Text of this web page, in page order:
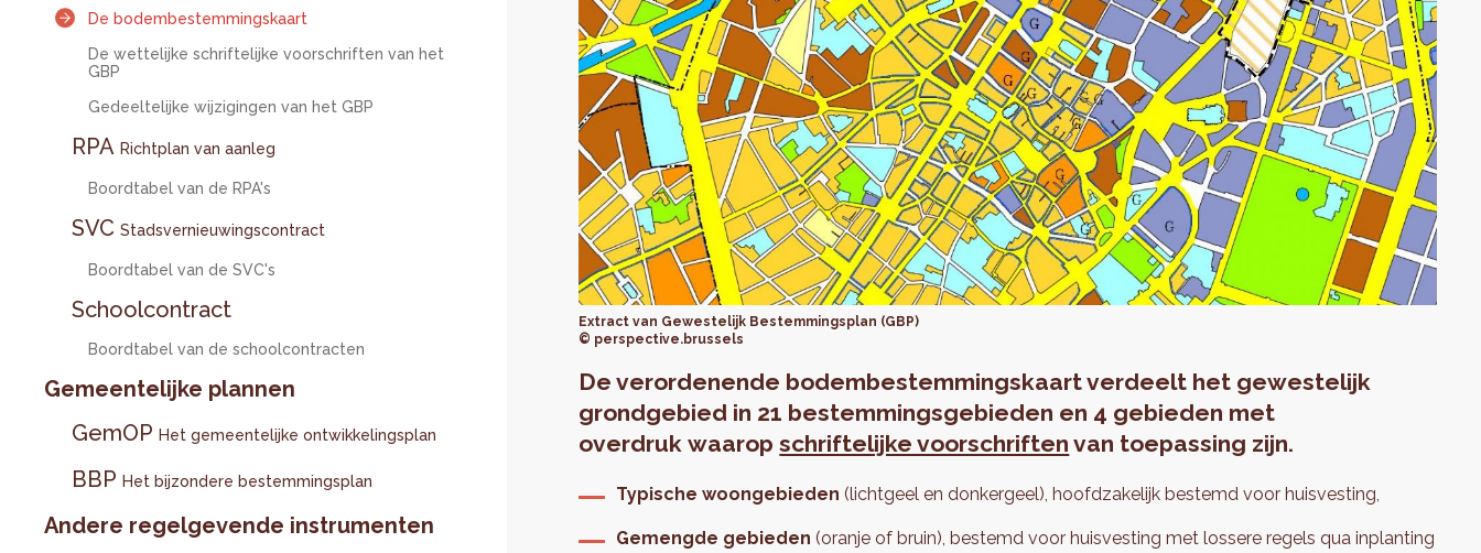
De bodembestemmingskaart
De wettelijke schriftelijke voorschriften van het
GBP
Gedeeltelijke wijzigingen van het GBP
RPA Richtplan van aanleg
Boordtabel van de RPA's
SVC Stadsvernieuwingscontract
Boordtabel van de SVC's
Schoolcontract
Boordtabel van de schoolcontracten
Gemeentelijke plannen
GemOP Het gemeentelijke ontwikkelingsplan
BBP Het bijzondere bestemmingsplan
Andere regelgevende instrumenten
Extract van Gewestelijk Bestemmingsplan (GBP)
© perspective.brussels
De verordenende bodembestemmingskaart verdeelt het gewestelijk
grondgebied in 21 bestemmingsgebieden en 4 gebieden met
overdruk waaropschriftelijke voorschriften van toepassing zijn.
Typische woongebieden (lichtgeel en donkergeel), hoofdzakelijk bestemd voor huisvesting,
Gemengde gebieden (oranje of bruin), bestemd voor huisvesting met lossere regels qua inplanting